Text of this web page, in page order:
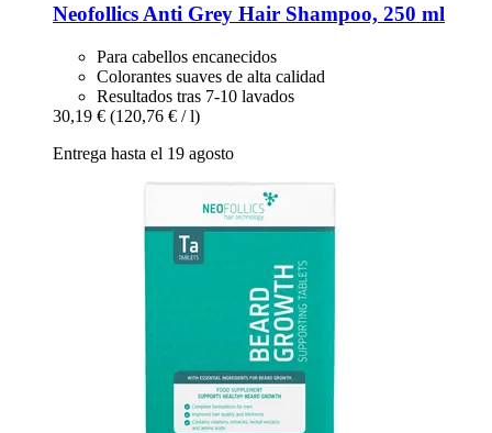
Neofollics Anti Grey Hair Shampoo, 250 ml
Para cabellos encanecidos
Colorantes suaves de alta calidad
Resultados tras 7-10 lavados
30,19 € (120,76 € / l)
Entrega hasta el 19 agosto